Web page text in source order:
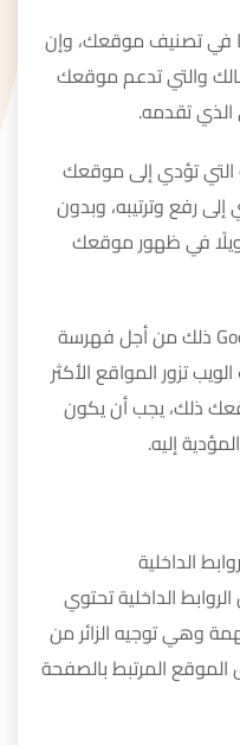
في تصنيف موقعك، وإن
والتي تدعم موقعك
تقدمه.
التي تؤدي إلى موقعك
رفع وترتيبه، وبدون
في ظهور موقعك
ومن جانبه تتطلب برامج زحف Google ذلك من أجل فهرسة
تزور المواقع الأكثر
ذلك، يجب أن يكون
إليه.
الداخلية
الداخلية تحتوي
وهي توجيه الزائر من
المرتبط بالصفحة